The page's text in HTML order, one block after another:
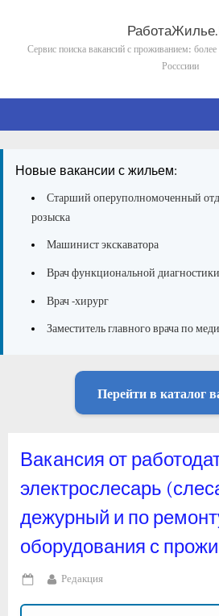
contentСервис поиска вакансий с проживанием:
Росссиии
Новые вакансии с жильем:
Старший оперуполномоченный
розыска
Машинист экскаватора
Врач функциональной
Врач -хирург
Заместитель главного врача по
Перейти в каталог
Вакансия от
электрослесарь
дежурный и по
оборудования с
Posted
on
By
Редакция